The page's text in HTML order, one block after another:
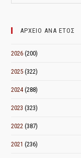
ΑΝΑ
ΑΡΧΕΙΟ ΑΝΑ ΕΤΟΣ
2026 (200)
2025 (322)
2024 (288)
2023 (323)
2022 (387)
2021 (236)